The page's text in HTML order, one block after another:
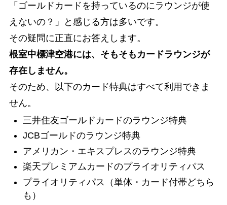
「ゴールドカードを持っているのにラウンジが使
えないの？」と感じる方は多いです。
その疑問に正直にお答えします。
根室中標津空港には、そもそもカードラウンジが
存在しません。
そのため、以下のカード特典はすべて利用できま
せん。
三井住友ゴールドカードのラウンジ特典
JCBゴールドのラウンジ特典
アメリカン・エキスプレスのラウンジ特典
楽天プレミアムカードのプライオリティパス
プライオリティパス（単体・カード付帯どちら
も）